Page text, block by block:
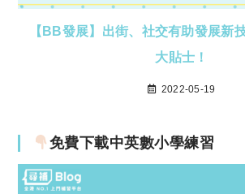
【BB發展】出街、社交有助發展新
大貼士！
2022-05-19
免費下載中英數小學練習